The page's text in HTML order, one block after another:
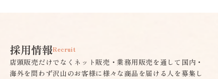
採用情報Recruit
店頭販売だけでなくネット販売・業務用販売を通して国内・
海外を問わず沢山のお客様に様々な商品を届ける人を募集し